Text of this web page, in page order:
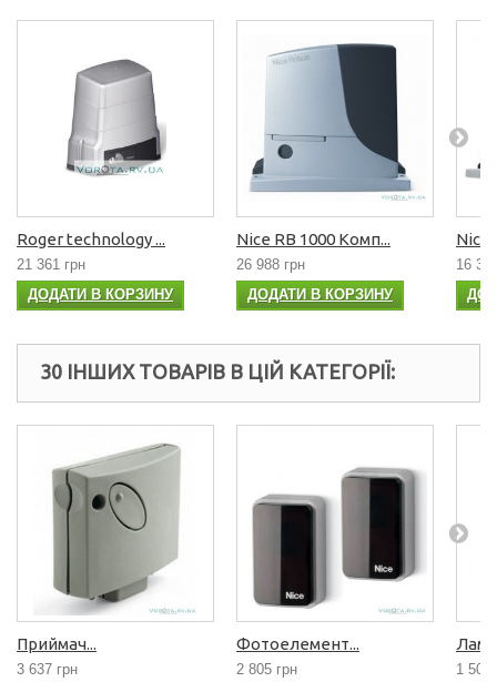
Roger technology ...
21 361 грн
ДОДАТИ В КОРЗИНУ
Nice RB 1000 Комп...
26 988 грн
ДОДАТИ В КОРЗИНУ
Nice
16
30 ІНШИХ ТОВАРІВ В ЦІЙ КАТЕГОРІЇ:
Приймач...
3 637 грн
Фотоелемент...
2 805 грн 1 507